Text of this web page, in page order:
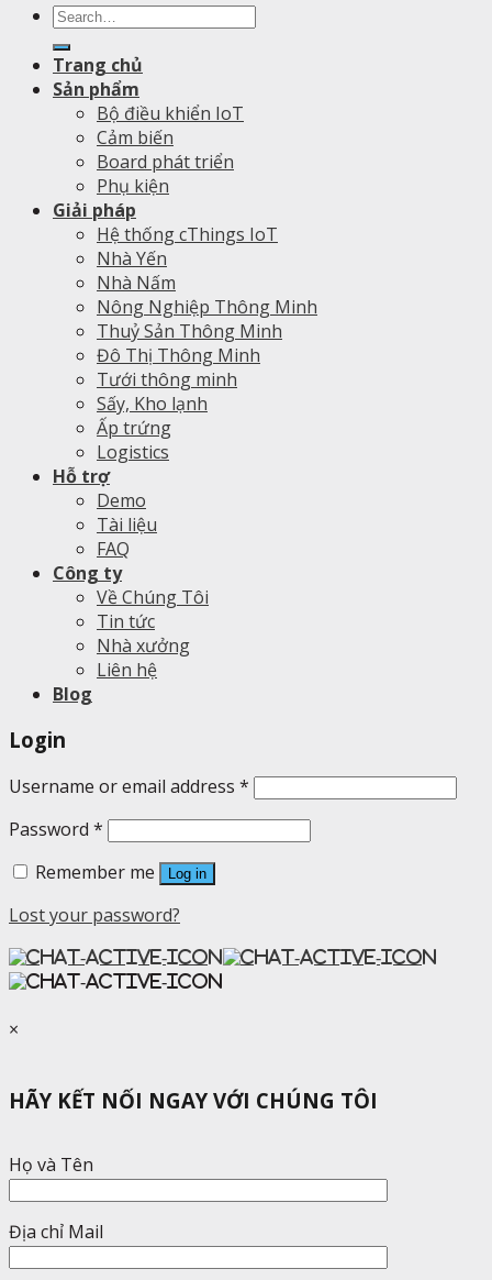
Search
for:
Trang chủ
Sản phẩm
Bộ điều khiển IoT
Cảm biến
Board phát triển
Phụ kiện
Giải pháp
Hệ thống cThings IoT
Nhà Yến
Nhà Nấm
Nông Nghiệp Thông Minh
Thuỷ Sản Thông Minh
Đô Thị Thông Minh
Tưới thông minh
Sấy, Kho lạnh
Ấp trứng
Logistics
Hỗ trợ
Demo
Tài liệu
FAQ
Công ty
Về Chúng Tôi
Tin tức
Nhà xưởng
Liên hệ
Blog
Login
Username or email address *
Password *
Remember me
Log in
Lost your password?
×
HÃY KẾT NỐI NGAY VỚI CHÚNG TÔI
Họ và Tên
Địa chỉ Mail